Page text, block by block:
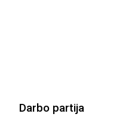
Darbo partija